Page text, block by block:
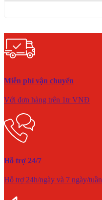
Miễn phí vận chuyển
Với đơn hàng trên 1tr VNĐ
Hỗ trợ 24/7
Hỗ trợ 24h/ngày và 7 ngày/tuần